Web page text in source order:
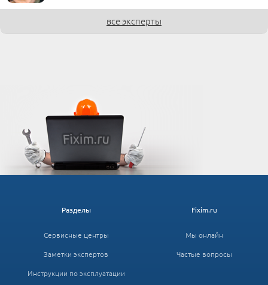
все эксперты
Fixim.ru
Мы онлайн
Частые вопросы
Разделы
Сервисные центры
Заметки экспертов
Инструкции по эксплуатации